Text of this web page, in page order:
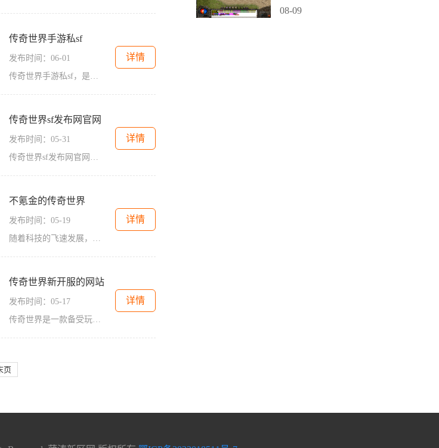
传奇世界手游私sf
发布时间：06-01
传奇世界手游私sf，是一款基于经典传奇IP打造的手游私服。它延续了传奇世界的经典玩法，拥有高度还原的游戏场景和角色形象，给玩家带来了熟悉又新鲜的游戏体验。今天就来为大家
详情
传奇世界sf发布网官网
发布时间：05-31
传奇世界sf发布网官网是一个专门提供传奇世界私服服务的平台。传奇世界是一款风靡全球的多人在线角色扮演游戏，在这个游戏中，玩家可以选择自己喜欢的职业，与其他玩家一起探索
详情
不氪金的传奇世界
发布时间：05-19
随着科技的飞速发展，电子游戏不可避免地成为了人们生活中的一部分。许多游戏往往需要花费大量金钱才能体验到最佳效果，这让很多不愿意花费过多金钱的玩家们感到头疼。现在不
详情
传奇世界新开服的网站
发布时间：05-17
传奇世界是一款备受玩家喜爱的网络游戏，近日又有一家新开服的网站正式面向玩家开放。这个新开服的网站为玩家提供了一个全新的游戏平台，让他们可以在其中尽情享受传奇世界的
详情
页
08-09